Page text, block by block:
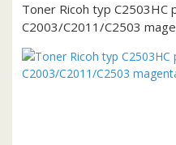
Toner Ricoh typ C2503HC
C2003/C2011/C2503